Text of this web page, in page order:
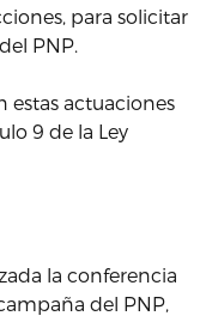
para solicitar
PNP.
estas actuaciones
9 de la Ley
la conferencia
del PNP,